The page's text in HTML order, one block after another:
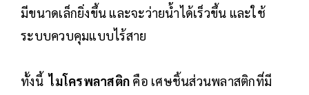
มีขนาดเล็กยิ่งขึ้น และจะว่ายน้ำได้เร็วขึ้น และใช้
ระบบควบคุมแบบไร้สาย
ทั้งนี้ไมโครพลาสติก คือ เศษชิ้นส่วนพลาสติกที่มี